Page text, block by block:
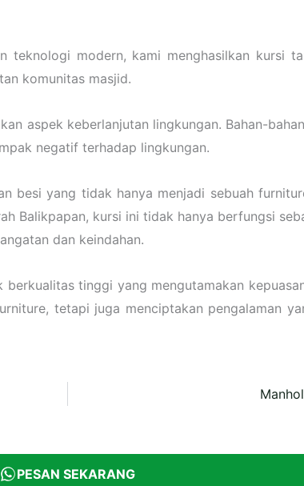
teknologi modern, kami menghasilkan kursi
komunitas masjid.
aspek keberlanjutan lingkungan. Bahan-
negatif terhadap lingkungan.
besi yang tidak hanya menjadi sebuah
Balikpapan, kursi ini tidak hanya berfungsi
dan keindahan.
tinggi yang mengutamakan
tetapi juga menciptakan pengalaman
PESAN SEKARANG